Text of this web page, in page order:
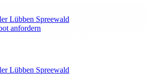
Lübben Spreewald
anfordern
Lübben Spreewald